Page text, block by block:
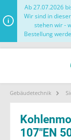
Ab 27.07.2026
Wir sind in
stehen wir -
Bestellung
Gebäudetechnik
107"EN